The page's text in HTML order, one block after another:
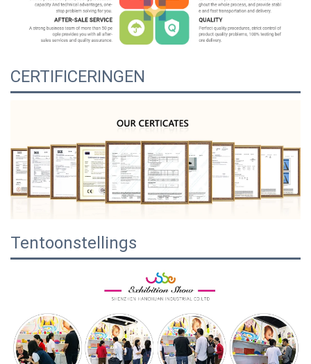
CERTIFICERINGEN
Tentoonstellings